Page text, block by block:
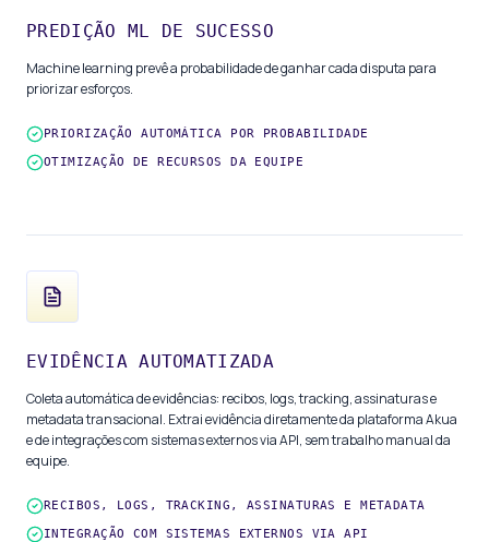
PREDIÇÃO ML DE SUCESSO
Machine learning prevê a probabilidade de ganhar cada disputa para
priorizar esforços.
PRIORIZAÇÃO AUTOMÁTICA POR PROBABILIDADE
OTIMIZAÇÃO DE RECURSOS DA EQUIPE
EVIDÊNCIA AUTOMATIZADA
Coleta automática de evidências: recibos, logs, tracking, assinaturas e
metadata transacional. Extrai evidência diretamente da plataforma Akua
e de integrações com sistemas externos via API, sem trabalho manual da
equipe.
RECIBOS, LOGS, TRACKING, ASSINATURAS E METADATA
INTEGRAÇÃO COM SISTEMAS EXTERNOS VIA API